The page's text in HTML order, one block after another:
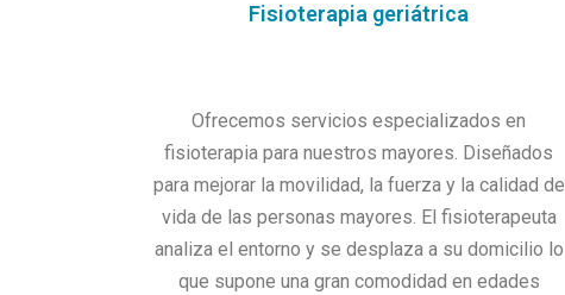
Fisioterapia geriátrica
Ofrecemos servicios especializados en
fisioterapia para nuestros mayores. Diseñados
para mejorar la movilidad, la fuerza y la calidad de
vida de las personas mayores. El fisioterapeuta
analiza el entorno y se desplaza a su domicilio lo
que supone una gran comodidad en edades